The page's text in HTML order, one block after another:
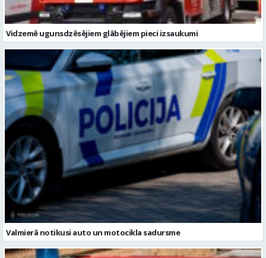
Vidzemē ugunsdzēsējiem glābējiem pieci izsaukumi
Valmierā notikusi auto un motocikla sadursme